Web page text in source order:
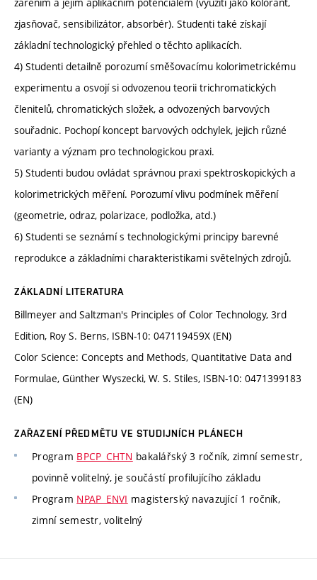
zjasňovač, sensibilizátor, absorbér). Studenti také získají
základní technologický přehled o těchto aplikacích.
4) Studenti detailně porozumí směšovacímu kolorimetrickému
experimentu a osvojí si odvozenou teorii trichromatických
členitelů, chromatických složek, a odvozených barvových
souřadnic. Pochopí koncept barvových odchylek, jejich různé
varianty a význam pro technologickou praxi.
5) Studenti budou ovládat správnou praxi spektroskopických a
kolorimetrických měření. Porozumí vlivu podmínek měření
(geometrie, odraz, polarizace, podložka, atd.)
6) Studenti se seznámí s technologickými principy barevné
reprodukce a základními charakteristikami světelných zdrojů.
ZÁKLADNÍ LITERATURA
Billmeyer and Saltzman's Principles of Color Technology, 3rd
Edition, Roy S. Berns, ISBN-10: 047119459X (EN)
Color Science: Concepts and Methods, Quantitative Data and
Formulae, Günther Wyszecki, W. S. Stiles, ISBN-10: 0471399183
(EN)
ZAŘAZENÍ PŘEDMĚTU VE STUDIJNÍCH PLÁNECH
Program BPCP_CHTN bakalářský 3 ročník, zimní semestr,
povinně volitelný, je součástí profilujícího základu
Program NPAP_ENVI magisterský navazující 1 ročník,
zimní semestr, volitelný